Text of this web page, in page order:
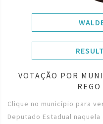
VOTAÇÃO POR
Clique no município para
Deputado Estadual naquela